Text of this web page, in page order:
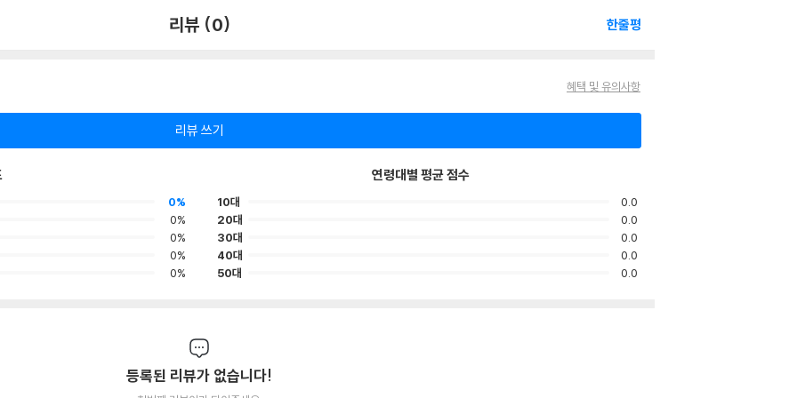
리뷰 (0) 한줄평
혜택 및 유의사항
리뷰 쓰기
0%
0%
0%
0%
0%
연령대별 평균 점수
10대
0.0
20대
0.0
30대
0.0
40대
0.0
50대
0.0
등록된 리뷰가 없습니다!